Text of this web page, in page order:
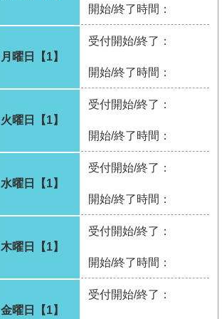
開始/終了時間：
月曜日【1】
受付開始/終了：
開始/終了時間：
火曜日【1】
受付開始/終了：
開始/終了時間：
水曜日【1】
受付開始/終了：
開始/終了時間：
木曜日【1】
受付開始/終了：
開始/終了時間：
金曜日【1】
受付開始/終了：